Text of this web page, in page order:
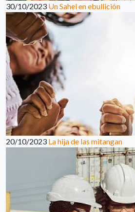
30/10/2023 Un Sahel en ebullición
20/10/2023 La hija de las mitangan